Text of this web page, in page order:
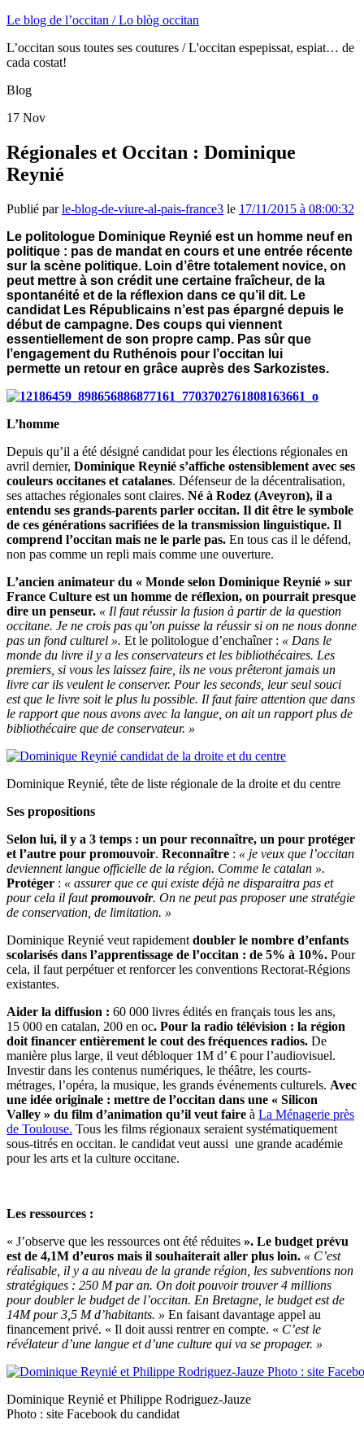
Le blog de l’occitan / Lo blòg occitan
L’occitan sous toutes ses coutures / L'occitan espepissat, espiat… de
cada costat!
Blog
17 Nov
Régionales et Occitan : Dominique
Reynié
Publié parle-blog-de-viure-al-pais-france3 le 17/11/2015 à 08:00:32
Le politologue Dominique Reynié est un homme neuf en
politique : pas de mandat en cours et une entrée récente
sur la scène politique. Loin d’être totalement novice, on
peut mettre à son crédit une certaine fraîcheur, de la
spontanéité et de la réflexion dans ce qu’il dit. Le
candidat Les Républicains n’est pas épargné depuis le
début de campagne. Des coups qui viennent
essentiellement de son propre camp. Pas sûr que
l’engagement du Ruthénois pour l’occitan lui
permette un retour en grâce auprès des Sarkozistes.
L’homme
Depuis qu’il a été désigné candidat pour les élections régionales en
avril dernier, Dominique Reynié s’affiche ostensiblement avec ses
couleurs occitanes et catalanes. Défenseur de la décentralisation,
ses attaches régionales sont claires. Né à Rodez (Aveyron), il a
entendu ses grands-parents parler occitan. Il dit être le symbole
de ces générations sacrifiées de la transmission linguistique. Il
comprend l’occitan mais ne le parle pas. En tous cas il le défend,
non pas comme un repli mais comme une ouverture.
L’ancien animateur du « Monde selon Dominique Reynié » sur
France Culture est un homme de réflexion, on pourrait presque
dire un penseur. « Il faut réussir la fusion à partir de la question
occitane. Je ne crois pas qu’on puisse la réussir si on ne nous donne
pas un fond culturel ». Et le politologue d’enchaîner : « Dans le
monde du livre il y a les conservateurs et les bibliothécaires. Les
premiers, si vous les laissez faire, ils ne vous prêteront jamais un
livre car ils veulent le conserver. Pour les seconds, leur seul souci
est que le livre soit le plus lu possible. Il faut faire attention que dans
le rapport que nous avons avec la langue, on ait un rapport plus de
bibliothécaire que de conservateur. »
Dominique Reynié, tête de liste régionale de la droite et du centre
Ses propositions
Selon lui, il y a 3 temps : un pour reconnaître, un pour protéger
et l’autre pour promouvoir. Reconnaître : « je veux que l’occitan
deviennent langue officielle de la région. Comme le catalan ».
Protéger : « assurer que ce qui existe déjà ne disparaitra pas et
pour cela il fautpromouvoir. On ne peut pas proposer une stratégie
de conservation, de limitation. »
Dominique Reynié veut rapidement doubler le nombre d’enfants
scolarisés dans l’apprentissage de l’occitan : de 5% à 10%. Pour
cela, il faut perpétuer et renforcer les conventions Rectorat-Régions
existantes.
Aider la diffusion : 60 000 livres édités en français tous les ans,
15 000 en catalan, 200 en oc. Pour la radio télévision : la région
doit financer entièrement le cout des fréquences radios. De
manière plus large, il veut débloquer 1M d’ € pour l’audiovisuel.
Investir dans les contenus numériques, le théâtre, les courts-
métrages, l’opéra, la musique, les grands événements culturels. Avec
une idée originale : mettre de l’occitan dans une « Silicon
Valley » du film d’animation qu’il veut faire à La Ménagerie près
de Toulouse. Tous les films régionaux seraient systématiquement
sous-titrés en occitan. le candidat veut aussi une grande académie
pour les arts et la culture occitane.
Les ressources :
« J’observe que les ressources ont été réduites ». Le budget prévu
est de 4,1M d’euros mais il souhaiterait aller plus loin. « C’est
réalisable, il y a au niveau de la grande région, les subventions non
stratégiques : 250 M par an. On doit pouvoir trouver 4 millions
pour doubler le budget de l’occitan. En Bretagne, le budget est de
14M pour 3,5 M d’habitants. » En faisant davantage appel au
financement privé. « Il doit aussi rentrer en compte. « C’est le
révélateur d’une langue et d’une culture qui va se propager. »
Dominique Reynié et Philippe Rodriguez-Jauze
Photo : site Facebook du candidat